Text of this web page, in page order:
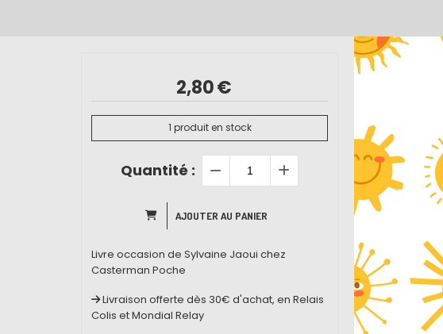
2,80€
1 produit en stock
Quantité :
AJOUTER AU PANIER
Livre occasion de Sylvaine Jaoui chez
Casterman Poche
Livraison offerte dès 30€ d'achat, en Relais
Colis et Mondial Relay